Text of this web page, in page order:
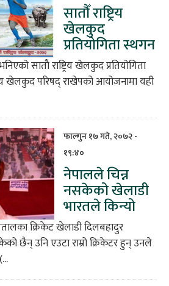
सातौँ राष्ट्रिय
खेलकुद
प्रतियोगिता स्थगन
साताै राष्ट्रिय खेलकुद प्रतियोगिता
खेलकुद परिषद् राखेपको आयोजनामा यही
फाल्गुन १७ गते, २०७२ -
१९:४०
नेपालले चिन्न
नसकेको खेलाडी
भारतले किन्यो
क्रिकेट खेलाडी दिलबहादुर
छैन् उनि एउटा राम्रो क्रिकेटर हुन् उनले